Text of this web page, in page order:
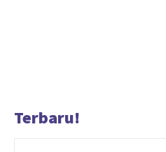
Terbaru!